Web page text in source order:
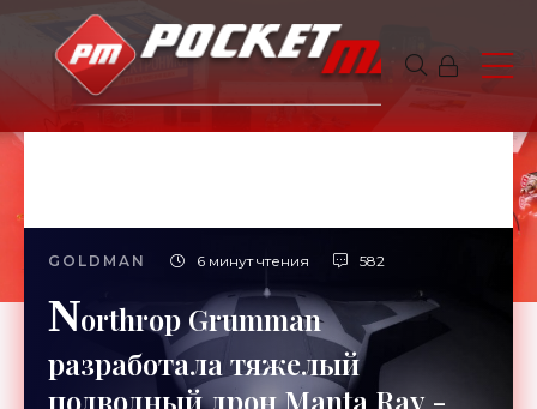
GOLDMAN 6 минут чтения 582
Northrop Grumman
разработала тяжелый
подводный дрон Manta Ray -